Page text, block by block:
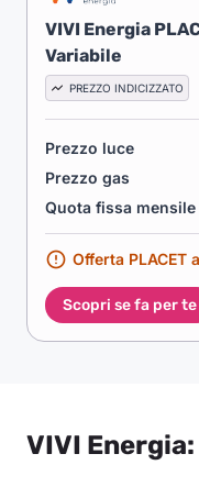
VIVI Energia
Variabile
PREZZO INDICIZZATO
Prezzo luce
Prezzo gas
Quota fissa mensile
Offerta PLACET
Scopri se fa per te
VIVI